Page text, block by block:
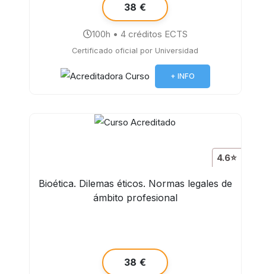
38 €
100h • 4 créditos ECTS
Certificado oficial por Universidad
+ INFO
4.6⭐
Bioética. Dilemas éticos. Normas legales de
ámbito profesional
38 €